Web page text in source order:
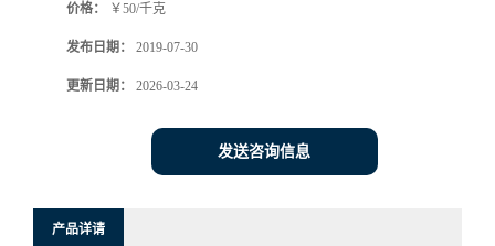
价格： ￥50/千克
发布日期： 2019-07-30
更新日期： 2026-03-24
发送咨询信息
产品详请